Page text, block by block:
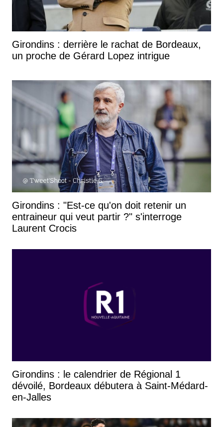
Girondins : derrière le rachat de Bordeaux,
un proche de Gérard Lopez intrigue
Girondins : "Est-ce qu'on doit retenir un
entraineur qui veut partir ?" s'interroge
Laurent Crocis
Girondins : le calendrier de Régional 1
dévoilé, Bordeaux débutera à Saint-Médard-
en-Jalles